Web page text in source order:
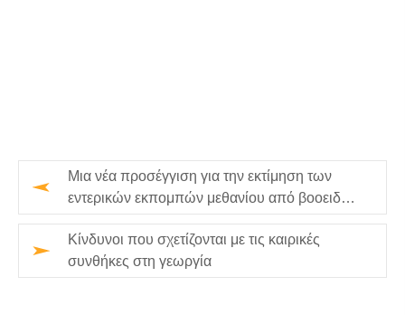
Μια νέα προσέγγιση για την εκτίμηση των
εντερικών εκπομπών μεθανίου από βοοειδή
σε συστήματα κτηνοτροφίας μι…
Κίνδυνοι που σχετίζονται με τις καιρικές
συνθήκες στη γεωργία